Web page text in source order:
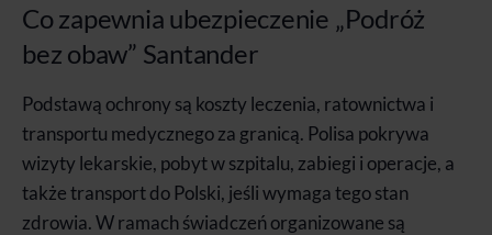
Co zapewnia ubezpieczenie „Podróż
bez obaw” Santander
Podstawą ochrony są koszty leczenia, ratownictwa i
transportu medycznego za granicą. Polisa pokrywa
wizyty lekarskie, pobyt w szpitalu, zabiegi i operacje, a
także transport do Polski, jeśli wymaga tego stan
zdrowia. W ramach świadczeń organizowane są